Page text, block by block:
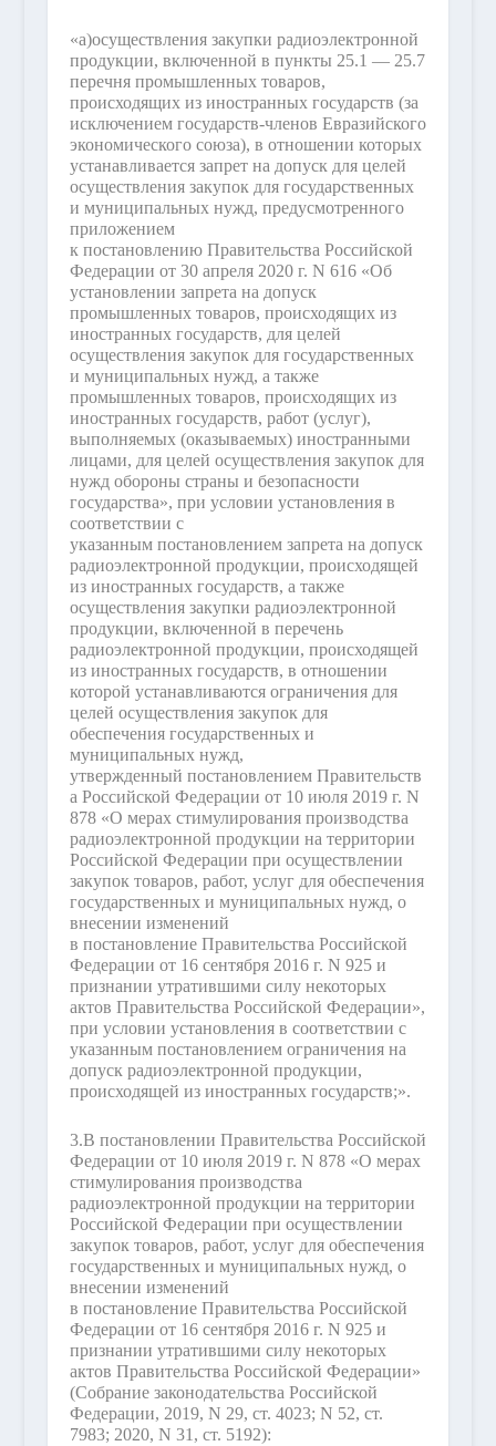
«а)осуществления закупки радиоэлектронной
продукции, включенной в пункты 25.1 — 25.7
перечня промышленных товаров,
происходящих из иностранных государств (за
исключением государств-членов Евразийского
экономического союза), в отношении которых
устанавливается запрет на допуск для целей
осуществления закупок для государственных
и муниципальных нужд, предусмотренного
приложением
к постановлению Правительства Российской
Федерации от 30 апреля 2020 г. N 616 «Об
установлении запрета на допуск
промышленных товаров, происходящих из
иностранных государств, для целей
осуществления закупок для государственных
и муниципальных нужд, а также
промышленных товаров, происходящих из
иностранных государств, работ (услуг),
выполняемых (оказываемых) иностранными
лицами, для целей осуществления закупок для
нужд обороны страны и безопасности
государства», при условии установления в
соответствии с
указанным постановлением запрета на допуск
радиоэлектронной продукции, происходящей
из иностранных государств, а также
осуществления закупки радиоэлектронной
продукции, включенной в перечень
радиоэлектронной продукции, происходящей
из иностранных государств, в отношении
которой устанавливаются ограничения для
целей осуществления закупок для
обеспечения государственных и
муниципальных нужд,
утвержденный постановлением Правительств
а Российской Федерации от 10 июля 2019 г. N
878 «О мерах стимулирования производства
радиоэлектронной продукции на территории
Российской Федерации при осуществлении
закупок товаров, работ, услуг для обеспечения
государственных и муниципальных нужд, о
внесении изменений
в постановление Правительства Российской
Федерации от 16 сентября 2016 г. N 925 и
признании утратившими силу некоторых
актов Правительства Российской Федерации»,
при условии установления в соответствии с
указанным постановлением ограничения на
допуск радиоэлектронной продукции,
происходящей из иностранных государств;».
3.В постановлении Правительства Российской
Федерации от 10 июля 2019 г. N 878 «О мерах
стимулирования производства
радиоэлектронной продукции на территории
Российской Федерации при осуществлении
закупок товаров, работ, услуг для обеспечения
государственных и муниципальных нужд, о
внесении изменений
в постановление Правительства Российской
Федерации от 16 сентября 2016 г. N 925 и
признании утратившими силу некоторых
актов Правительства Российской Федерации»
(Собрание законодательства Российской
Федерации, 2019, N 29, ст. 4023; N 52, ст.
7983; 2020, N 31, ст. 5192):